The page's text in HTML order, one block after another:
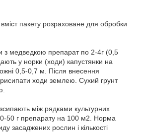
пакету розраховане для обробки
з медведкою препарат по 2-4г (0,5
у норки (ходи) капустянки на
0,5-0,7 м. Після внесення
ходи землею. Сухий грунт
між рядками культурних
50 г препарату на 100 м2. Норма
засаджених рослин і кількості